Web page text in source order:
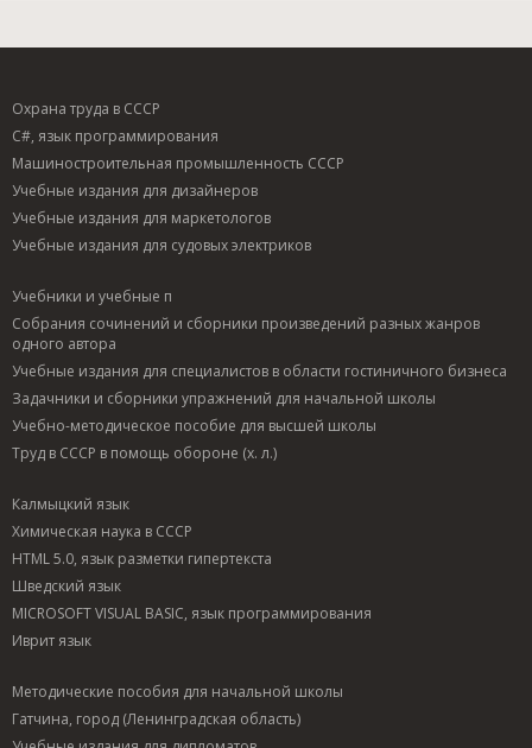
Охрана труда в СССР
C#, язык программирования
Машиностроительная промышленность СССР
Учебные издания для дизайнеров
Учебные издания для маркетологов
Учебные издания для судовых электриков
Учебники и учебные п
Собрания сочинений и сборники произведений разных жанров
одного автора
Учебные издания для специалистов в области гостиничного бизнеса
Задачники и сборники упражнений для начальной школы
Учебно-методическое пособие для высшей школы
Труд в СССР в помощь обороне (х. л.)
Калмыцкий язык
Химическая наука в СССР
HTML 5.0, язык разметки гипертекста
Шведский язык
MICROSOFT VISUAL BASIC, язык программирования
Иврит язык
Методические пособия для начальной школы
Гатчина, город (Ленинградская область)